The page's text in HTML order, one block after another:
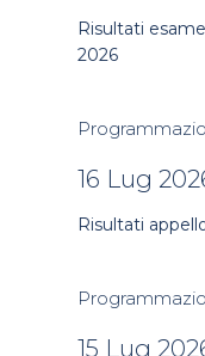
Risultati
2026
16 Lug
Risultati
15 Lug